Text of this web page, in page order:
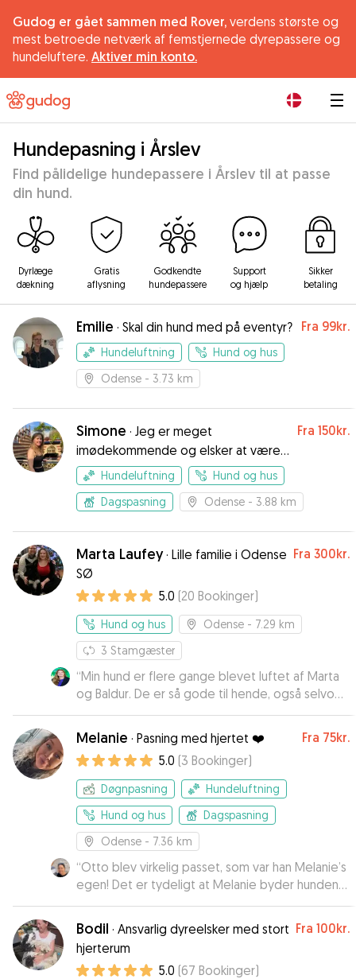
Gudog er gået sammen med Rover, verdens største og
mest betroede netværk af femstjernede dyrepassere og
hundeluftere. Aktiver min konto.
Hundepasning i Årslev
Find pålidelige hundepassere i Årslev til at passe
din hund.
Dyrlæge
dækning
Gratis
aflysning
Godkendte
hundepassere
Support
og hjælp
Sikker
betaling
Emilie · Skal din hund med på eventyr? Fra 99kr.
Hundeluftning
Hund og hus
Odense - 3.73 km
Simone · Jeg er meget
imødekommende og elsker at være
social og gå lange ture
Fra 150kr.
Hundeluftning
Hund og hus
Dagspasning
Odense - 3.88 km
Marta Laufey· Lille familie i Odense
SØ
Fra 300kr.
5.0 (20 Bookinger)
Hund og hus Odense - 7.29 km
3 Stamgæster
“Min hund er flere gange blevet luftet af Marta
og Baldur. De er så gode til hende, også selvom
hun kan være en vildbasse. Man kan mærke at de
er rigtige hundeelskere. Jeg føler virkelig min
hund er i trygge hænder. De får min største
anbefaling! ”
Melanie · Pasning med hjertet ❤️ Fra 75kr.
5.0 (3 Bookinger)
Døgnpasning
Hundeluftning
Hund og hus
Dagspasning
Odense - 7.36 km
“Otto blev virkelig passet, som var han Melanie’s
egen! Det er tydeligt at Melanie byder hunden
velkommen pga. lyst. Hver dag fik vi
opdateringer med “dagbog” og billeder. Vi ville
med garanti vælge Melanie igen- også selvom vi
kørte mere end 1 time for at aflevere og hente.
Bodil · Ansvarlig dyreelsker med stort
hjerterum
Fra 100kr.
5.0 (67 Bookinger)